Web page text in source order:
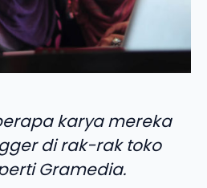
karya mereka
di rak-rak toko
Gramedia.